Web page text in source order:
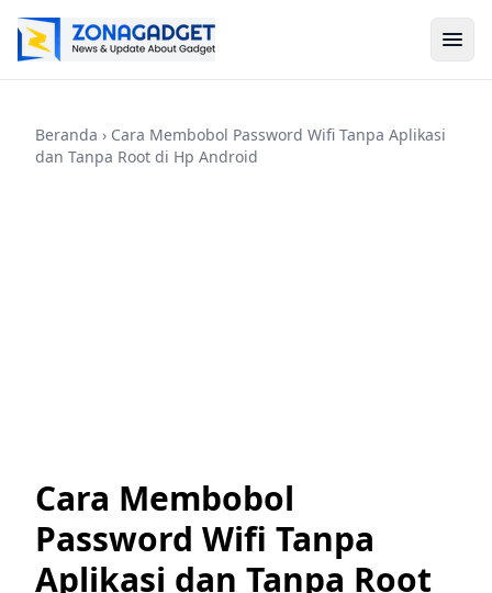
Beranda › Cara Membobol Password Wifi Tanpa Aplikasi
dan Tanpa Root di Hp Android
Cara Membobol
Password Wifi Tanpa
Aplikasi dan Tanpa Root